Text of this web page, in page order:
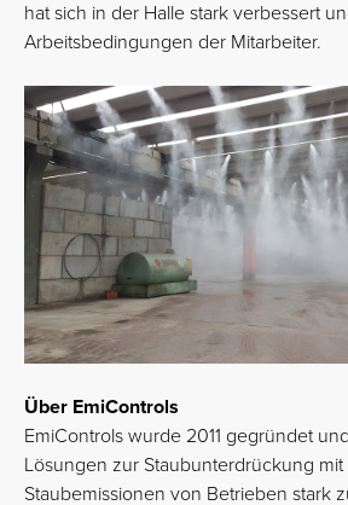
hat sich in der Halle stark verbessert
Arbeitsbedingungen der Mitarbeiter.
Über EmiControls
EmiControls wurde 2011 gegründet
Lösungen zur Staubunterdrückung
Staubemissionen von Betrieben stark